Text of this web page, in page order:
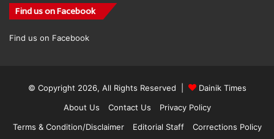
Find us on Facebook
Find us on Facebook
© Copyright 2026, All Rights Reserved |
Dainik Times
About Us
Contact Us
Privacy Policy
Terms & Condition/Disclaimer
Editorial Staff Corrections Policy